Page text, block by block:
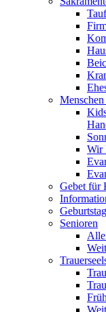
Wir
Gebet für
Senioren